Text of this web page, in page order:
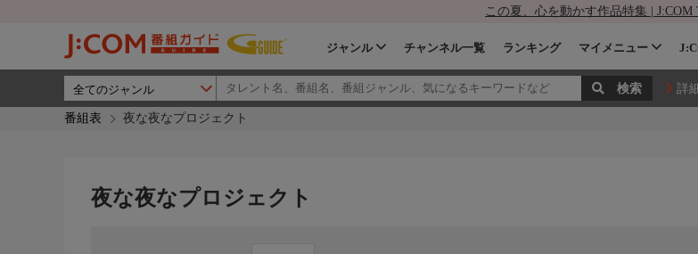
この夏、心を動かす作品特集 | J:COM
ジャンル チャンネル一覧 ランキング マイメニュー
詳
番組表 夜な夜なプロジェクト
夜な夜なプロジェクト